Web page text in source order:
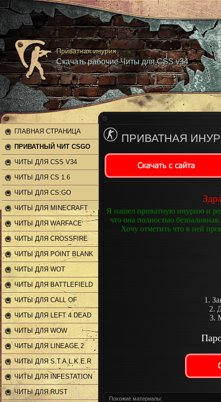
Приватная инурия
Скачать рабочие Читы для CSS v34
ГЛАВНАЯ СТРАНИЦА
ПРИВАТНЫЙ ЧИТ CSGO
ЧИТЫ ДЛЯ CSS V34
ЧИТЫ ДЛЯ CS 1.6
ЧИТЫ ДЛЯ CS:GO
ЧИТЫ ДЛЯ MINECRAFT
ЧИТЫ ДЛЯ WARFACE
ЧИТЫ ДЛЯ CROSSFIRE
ЧИТЫ ДЛЯ POINT BLANK
ЧИТЫ ДЛЯ WOT
ЧИТЫ ДЛЯ BATTLEFIELD
ЧИТЫ ДЛЯ CALL OF
DUTY
ЧИТЫ ДЛЯ LEFT 4 DEAD
2
ЧИТЫ ДЛЯ WOW
ЧИТЫ ДЛЯ LINEAGE 2
ЧИТЫ ДЛЯ S.T.A.L.K.E.R
ЧИТЫ ДЛЯ INFESTATION
ЧИТЫ ДЛЯ RUST
ПРИВАТНАЯ
Я нашел приватную инурию и
что она полностью
Хочу отметить что в ней
1.
2.
3.
Похожие материалы: